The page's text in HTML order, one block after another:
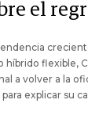
el
híbrido flexible,
a volver a la
explicar su